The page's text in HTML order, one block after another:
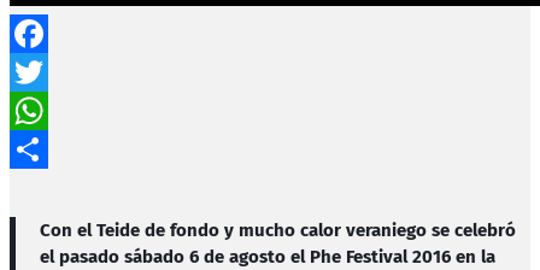
Facebook
Twitter
WhatsApp
Con el Teide de fondo y mucho calor veraniego se celebró
el pasado sábado 6 de agosto el Phe Festival 2016 en la